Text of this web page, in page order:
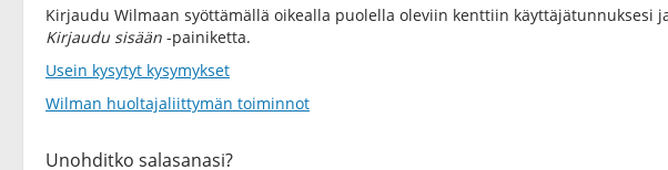
Kirjaudu Wilmaan syöttämällä oikealla puolella oleviin kenttiin käyttäjätunnuksesi
Kirjaudu sisään -painiketta.
Usein kysytyt kysymykset
Wilman huoltajaliittymän toiminnot
Unohditko salasanasi?